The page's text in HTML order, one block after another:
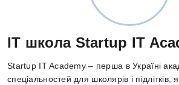
IT школа Startup IT
Startup IT Academy – перша в Україні
спеціальностей для школярів і підлітків,